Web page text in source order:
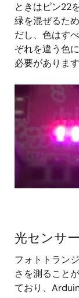
ときはピン22
緑を混ぜるた
だし、色はす
ぞれを違う色
必要があります
光センサー
フォトトラン
さを測ること
ており、